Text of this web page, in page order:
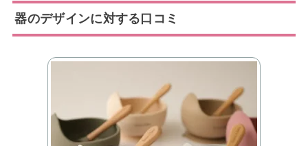
器のデザインに対する口コミ